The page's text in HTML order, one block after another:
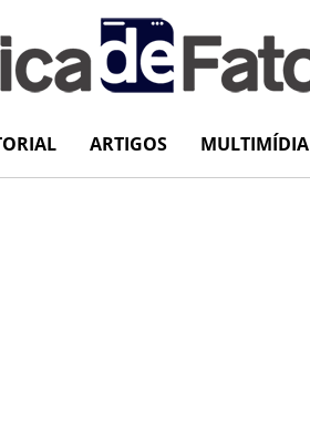
ARTIGOS MULTIMÍDIA